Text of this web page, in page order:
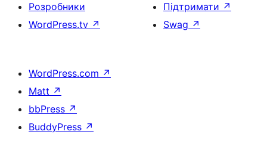
Розробники
WordPress.tv ↗
Підтримати ↗
Swag ↗
WordPress.com ↗
Matt ↗
bbPress ↗
BuddyPress ↗